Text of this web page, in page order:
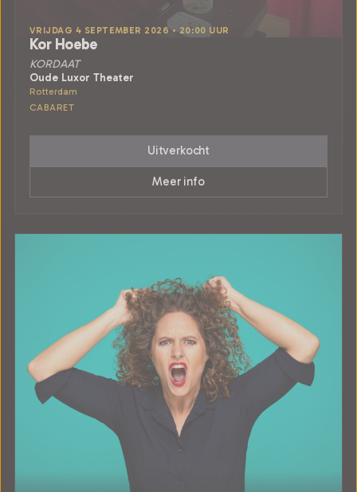
VRIJDAG 4 SEPTEMBER 2026 • 20:00 UUR
Kor Hoebe
KORDAAT
Oude Luxor Theater
Rotterdam
CABARET
Uitverkocht
Meer info